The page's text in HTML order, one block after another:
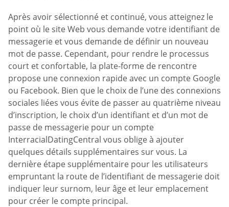
Après avoir sélectionné et continué, vous atteignez le
point où le site Web vous demande votre identifiant de
messagerie et vous demande de définir un nouveau
mot de passe. Cependant, pour rendre le processus
court et confortable, la plate-forme de rencontre
propose une connexion rapide avec un compte Google
ou Facebook. Bien que le choix de l’une des connexions
sociales liées vous évite de passer au quatrième niveau
d’inscription, le choix d’un identifiant et d’un mot de
passe de messagerie pour un compte
InterracialDatingCentral vous oblige à ajouter
quelques détails supplémentaires sur vous. La
dernière étape supplémentaire pour les utilisateurs
empruntant la route de l’identifiant de messagerie doit
indiquer leur surnom, leur âge et leur emplacement
pour créer le compte principal.